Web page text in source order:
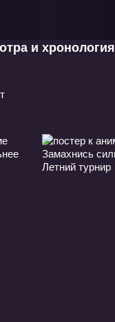
и хронология